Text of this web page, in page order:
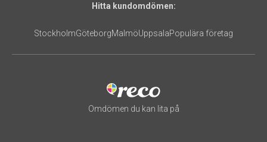
Hitta kundomdömen:
StockholmGöteborgMalmöUppsalaPopulära företag
Omdömen du kan lita på